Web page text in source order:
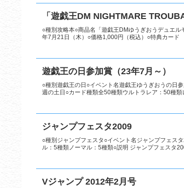
「遊戯王DM NIGHTMARE
○種別攻略本○商品名「遊戯王DMゆうぎおうデュエ
年7月21日（木）○価格1,000円（税込）○特典カード
遊戯王の日参加賞（23年7月～）
○種別遊戯王の日○イベント名遊戯王ゆうぎおうの日
週の土日○カード種類全50種類ウルトラレア：50種
ジャンプフェスタ2009
○種別ジャンプフェスタ○イベント名ジャンプフェス
ル：5種類ノーマル：5種類○説明 ジャンプフェスタ
Vジャンプ 2012年2月号